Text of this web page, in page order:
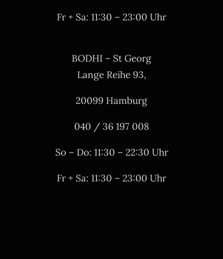
Fr + Sa: 11:30 – 23:00 Uhr
BODHI – St Georg
Lange Reihe 93,
20099 Hamburg
040 / 36 197 008
So – Do: 11:30 – 22:30 Uhr
Fr + Sa: 11:30 – 23:00 Uhr